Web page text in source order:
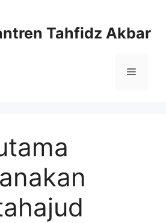
Tahfidz Akbar
Menu